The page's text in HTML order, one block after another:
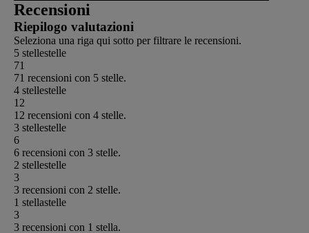
Recensioni
Riepilogo valutazioni
Seleziona una riga qui sotto per filtrare le recensioni.
5 stellestelle
71
71 recensioni con 5 stelle.
4 stellestelle
12
12 recensioni con 4 stelle.
3 stellestelle
6
6 recensioni con 3 stelle.
2 stellestelle
3
3 recensioni con 2 stelle.
1 stellastelle
3
3 recensioni con 1 stella.